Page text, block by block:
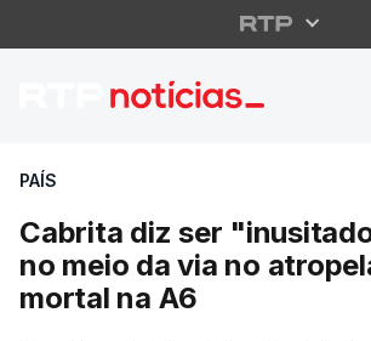
Cabrita diz
PAÍS
Cabrita diz ser
no meio da via no
mortal na A6